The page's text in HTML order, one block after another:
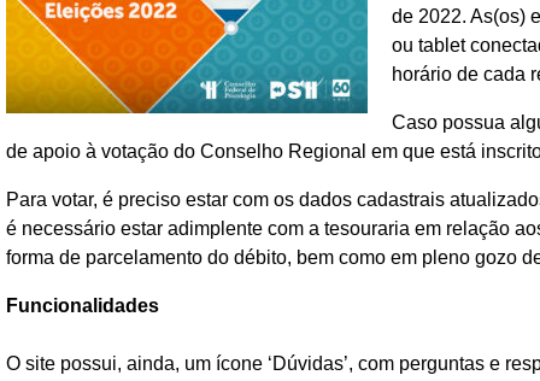
de 2022. As(os)
ou tablet
horário de cada
Caso possua
de apoio à votação do Conselho Regional em que está
Para votar, é preciso estar com os dados cadastrais
é necessário estar adimplente com a tesouraria em relação
forma de parcelamento do débito, bem como em pleno gozo
Funcionalidades
O site possui, ainda, um ícone ‘Dúvidas’, com perguntas e